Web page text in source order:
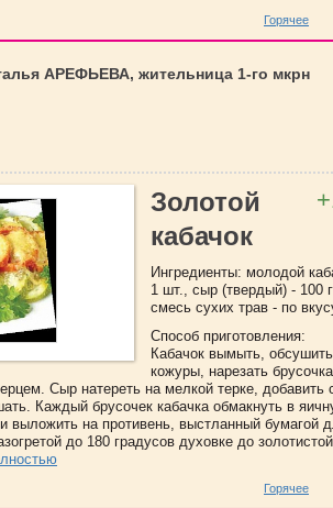
Горячее
АРЕФЬЕВА, жительница 1-го мкрн
Золотой
кабачок
Ингредиенты: молодой
1 шт., сыр (твердый) - 100
смесь сухих трав - по
Способ приготовления:
Кабачок вымыть,
кожуры, нарезать
Сыр натереть на мелкой терке, добавить
Каждый брусочек кабачка обмакнуть в
выложить на противень, выстланный бумагой
до 180 градусов духовке до
Горячее